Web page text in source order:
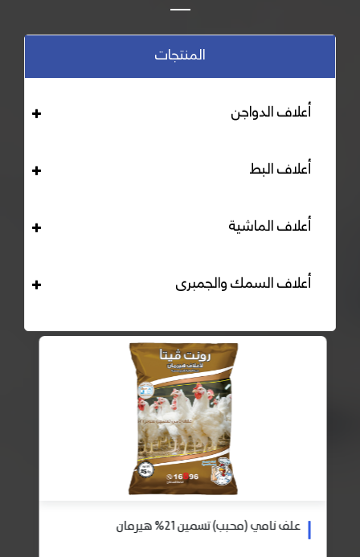
المنتجات
أعلاف الدواجن
أعلاف البط
أعلاف الماشية
أعلاف السمك والجمبرى
علف نامي (محبب) تسمين 21% هيرمان